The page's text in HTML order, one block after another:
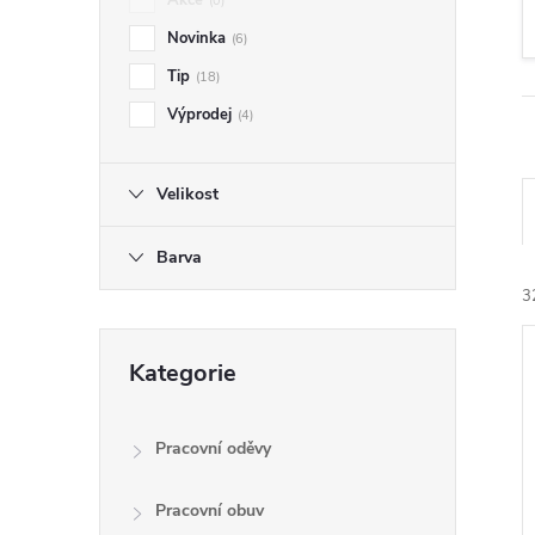
í
Novinka 6
Tip 18
Výprodej 4
Velikost
Barva
kategorie
Kategorie
Pracovní oděvy
Pracovní obuv
a